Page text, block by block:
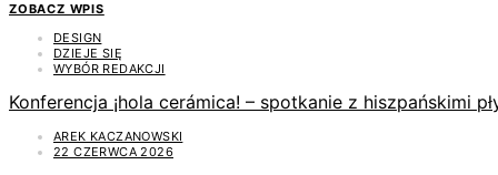
ZOBACZ WPIS
DESIGN
DZIEJE SIĘ
WYBÓR REDAKCJI
Konferencja ¡hola cerámica! – spotkanie z hiszpańskimi
AREK KACZANOWSKI
22 CZERWCA 2026